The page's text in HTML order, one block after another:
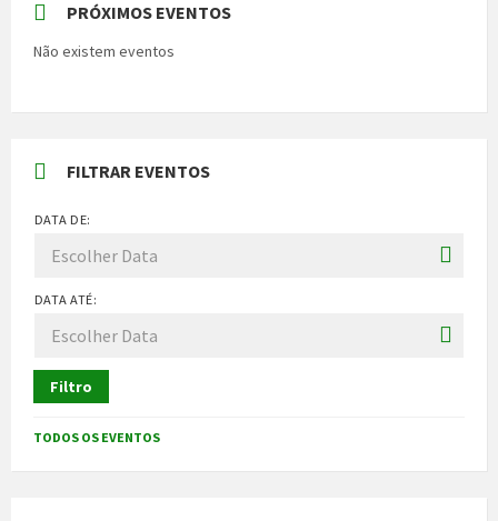
PRÓXIMOS EVENTOS
Não existem eventos
FILTRAR EVENTOS
DATA DE:
DATA ATÉ:
Filtro
TODOS OS EVENTOS